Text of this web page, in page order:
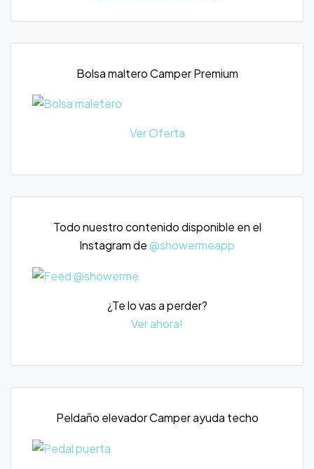
Bolsa maltero Camper Premium
Ver Oferta
Todo nuestro contenido disponible en el
Instagram de@showermeapp
¿Te lo vas a perder?
Ver ahora!
Peldaño elevador Camper ayuda techo